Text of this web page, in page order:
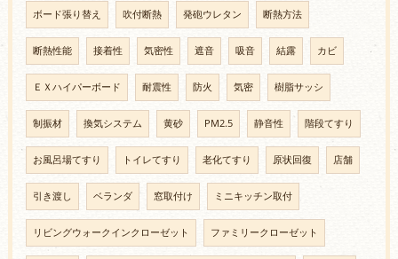
ボード張り替え 吹付断熱 発砲ウレタン 断熱方法
断熱性能 接着性 気密性 遮音 吸音 結露 カビ
ＥＸハイパーボード 耐震性 防火 気密 樹脂サッシ
制振材 換気システム 黄砂 PM2.5 静音性 階段てすり
お風呂場てすり トイレてすり 老化てすり 原状回復 店舗
引き渡し ベランダ 窓取付け ミニキッチン取付
リビングウォークインクローゼット ファミリークローゼット